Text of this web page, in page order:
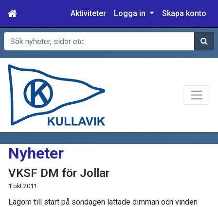
Aktiviteter Logga in Skapa konto
Sök
Nyheter
VKSF DM för Jollar
1 okt 2011
Lagom till start på söndagen lättade dimman och vinden